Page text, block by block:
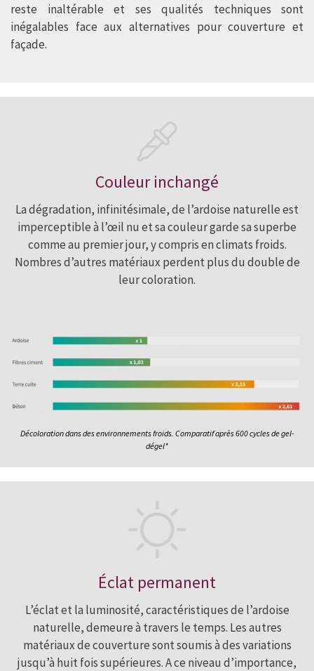
reste inaltérable et ses qualités techniques sont
inégalables face aux alternatives pour couverture et
façade.
Couleur inchangé
La dégradation, infinitésimale, de l’ardoise naturelle est
imperceptible à l’œil nu et sa couleur garde sa superbe
comme au premier jour, y compris en climats froids.
Nombres d’autres matériaux perdent plus du double de
leur coloration.
Décoloration dans des environnements froids. Comparatif après 600 cycles de gel-
dégel*
Éclat permanent
L’éclat et la luminosité, caractéristiques de l’ardoise
naturelle, demeure à travers le temps. Les autres
matériaux de couverture sont soumis à des variations
jusqu’à huit fois supérieures. A ce niveau d’importance,